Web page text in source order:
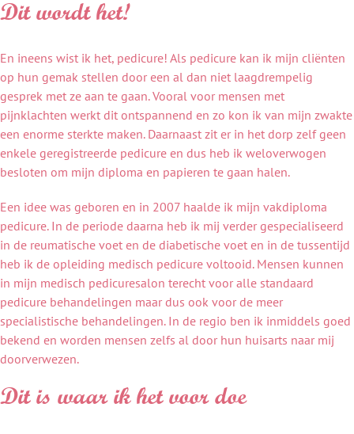
Dit wordt het!
En ineens wist ik het, pedicure! Als pedicure kan ik mijn cliënten
op hun gemak stellen door een al dan niet laagdrempelig
gesprek met ze aan te gaan. Vooral voor mensen met
pijnklachten werkt dit ontspannend en zo kon ik van mijn zwakte
een enorme sterkte maken. Daarnaast zit er in het dorp zelf geen
enkele geregistreerde pedicure en dus heb ik weloverwogen
besloten om mijn diploma en papieren te gaan halen.
Een idee was geboren en in 2007 haalde ik mijn vakdiploma
pedicure. In de periode daarna heb ik mij verder gespecialiseerd
in de reumatische voet en de diabetische voet en in de tussentijd
heb ik de opleiding medisch pedicure voltooid. Mensen kunnen
in mijn medisch pedicuresalon terecht voor alle standaard
pedicure behandelingen maar dus ook voor de meer
specialistische behandelingen. In de regio ben ik inmiddels goed
bekend en worden mensen zelfs al door hun huisarts naar mij
doorverwezen.
Dit is waar ik het voor doe